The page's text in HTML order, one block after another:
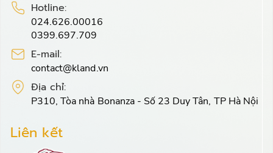
Hotline:
024.626.00016
0399.697.709
E-mail:
contact@kland.vn
Địa chỉ:
P310, Tòa nhà Bonanza - Số 23 Duy Tân, TP Hà Nội
Liên kết